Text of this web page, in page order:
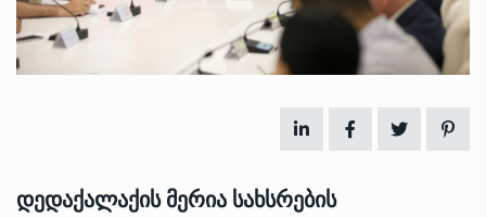
დედაქალაქის მერია სახსრების